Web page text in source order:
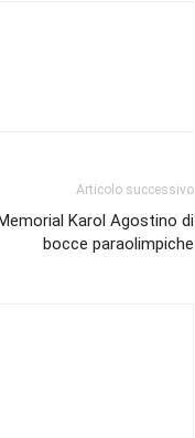
Articolo successivo
Karol Agostino di
bocce paraolimpiche